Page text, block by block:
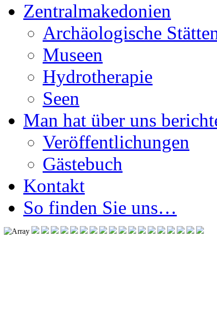
Zentralmakedonien
Archäologische
Museen
Hydrotherapie
Seen
Man hat über uns
Veröffentlichungen
Gästebuch
Kontakt
So finden Sie uns…